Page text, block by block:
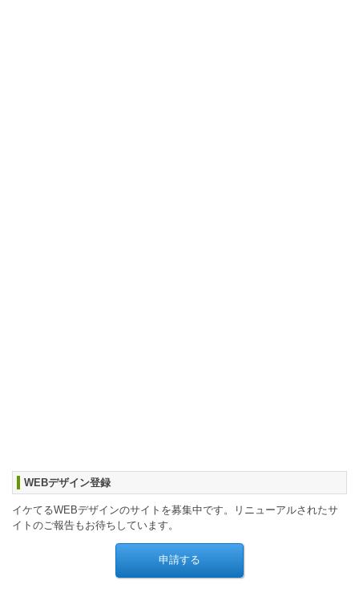
WEBデザイン登録
イケてるWEBデザインのサイトを募集中です。リニューアルされたサ
イトのご報告もお待ちしています。